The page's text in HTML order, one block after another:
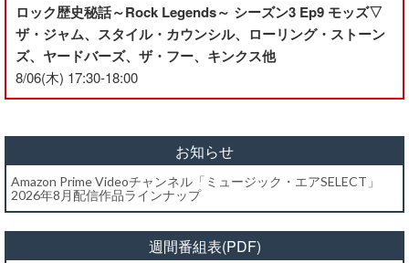
ロック歴史秘話～Rock Legends～ シーズン3 Ep9 モッズ▽
ザ・ジャム、スタイル・カウンシル、ローリング・ストーン
ズ、ヤードバーズ、ザ・フー、キンクス他
8/06(木) 17:30-18:00
お知らせ
Amazon Prime Videoチャンネル「ミュージック・エアSELECT」
2026年8月配信作品ラインナップ
週間番組表(PDF)